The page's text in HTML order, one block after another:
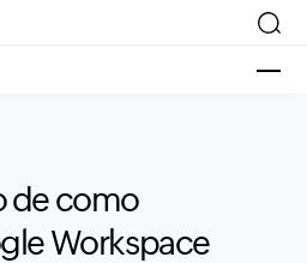
de como
Workspace